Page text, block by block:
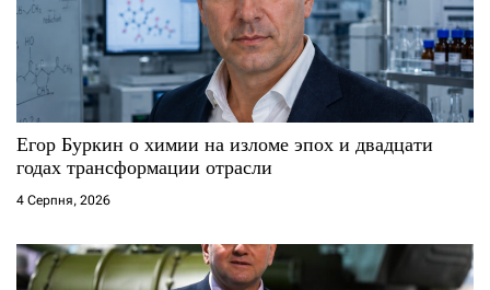
Егор Буркин о химии на изломе эпох и двадцати
годах трансформации отрасли
4 Серпня, 2026